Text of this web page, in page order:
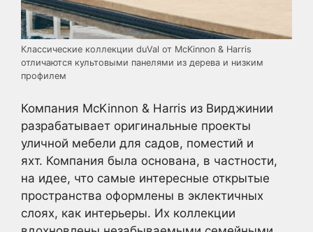
Классические коллекции duVal от McKinnon & Harris
отличаются культовыми панелями из дерева и низким
профилем
Компания McKinnon & Harris из Вирджинии
разрабатывает оригинальные проекты
уличной мебели для садов, поместий и
яхт. Компания была основана, в частности,
на идее, что самые интересные открытые
пространства оформлены в эклектичных
слоях, как интерьеры. Их коллекции